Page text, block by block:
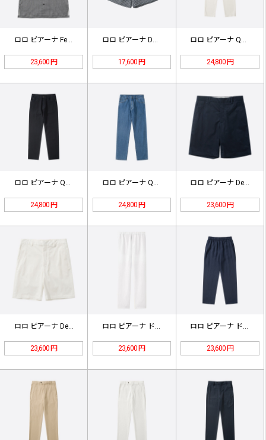
ロロ ピアーナ Federico リ…
23,600 円
ロロ ピアーナ Daneu チェック…
17,600 円
ロロ ピアーナ Quarona ジー…
24,800 円
ロロ ピアーナ Quarona ジー…
24,800 円
ロロ ピアーナ Quarona ジー…
24,800 円
ロロ ピアーナ Deck Short…
23,600 円
ロロ ピアーナ Deck Short…
23,600 円 23,600 円 23,600 円